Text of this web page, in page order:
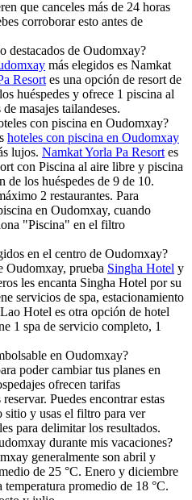
que canceles más de 24 horas
corroborar esto antes de
destacados de Oudomxay?
más elegidos es Namkat
Resort es una opción de resort de
huéspedes y ofrece 1 piscina al
masajes tailandeses.
con piscina en Oudomxay?
hoteles con piscina en Oudomxay
lujos. Namkat Yorla Pa Resort es
con Piscina al aire libre y piscina
de los huéspedes de 9 de 10.
2 restaurantes. Para
en Oudomxay, cuando
"Piscina" en el filtro
en el centro de Oudomxay?
Oudomxay, prueba Singha Hotel y
les encanta Singha Hotel por su
servicios de spa, estacionamiento
Hotel es otra opción de hotel
1 spa de servicio completo, 1
en Oudomxay?
poder cambiar tus planes en
ofrecen tarifas
Puedes encontrar estas
sitio y usas el filtro para ver
para delimitar los resultados.
durante mis vacaciones?
generalmente son abril y
de 25 °C. Enero y diciembre
temperatura promedio de 18 °C.